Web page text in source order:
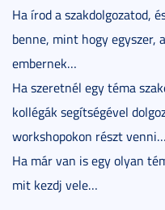
Ha írod a szakdolgozatod,
benne, mint hogy egyszer,
embernek…
Ha szeretnél egy téma
kollégák segítségével
workshopokon részt venni…
Ha már van is egy olyan
mit kezdj vele…